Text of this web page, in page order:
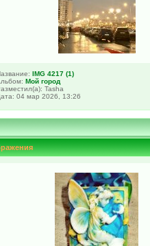
IMG 4217 (1)
Мой город
Tasha
04 мар 2026, 13:26